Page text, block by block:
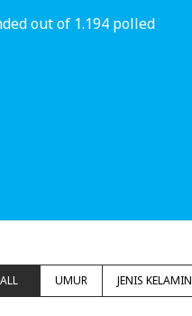
out of 1.194 polled
ALL UMUR JENIS KELAMIN